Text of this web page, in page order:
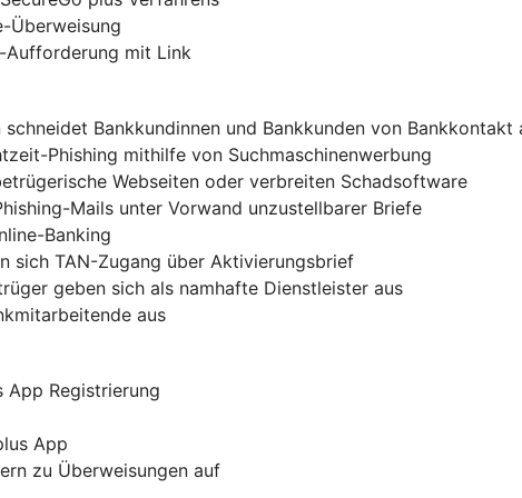
Überweisung
Aufforderung mit Link
Bankkundinnen und Bankkunden von Bankkontakt
Phishing mithilfe von Suchmaschinenwerbung
Webseiten oder verbreiten Schadsoftware
Mails unter Vorwand unzustellbarer Briefe
Banking
sich TAN-Zugang über Aktivierungsbrief
geben sich als namhafte Dienstleister aus
aus
App Registrierung
App
zu Überweisungen auf